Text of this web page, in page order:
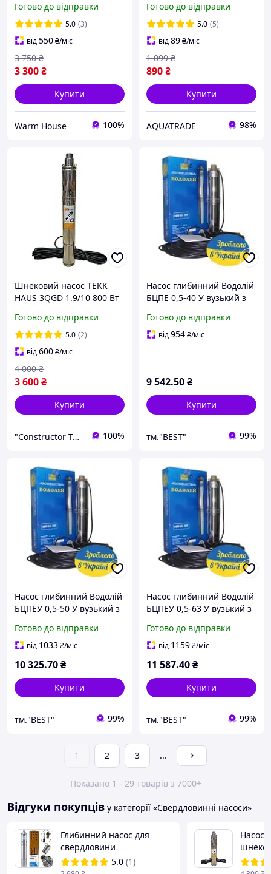
Готово до відправки
5.0 (3)
від550₴/міс
3 300₴
3 750 ₴
Купити
Warm House 100%
свердловини
Готово до відправки
5.0 (5)
від89₴/міс
890₴
1 099 ₴
Купити
AQUATRADE 98%
Шнековий насос TEKK
HAUS 3QGD 1.9/10 800 Вт
насос для вузької
свердловини 75 мм
Готово до відправки
5.0 (2)
від600₴/міс
3 600₴
4 000 ₴
Купити
"Constructor Tepla" Конструктор Тепла 100%
Насос глибинний Водолій
БЦПЕ 0,5-40 У вузький з
Готово до відправки
від954₴/міс
9 542.50₴
Купити
тм."BEST" 99%
Насос глибинний Водолій
БЦПЕУ 0,5-50 У вузький з
Готово до відправки
від 1033₴/міс
10 325.70₴
Купити
тм."BEST" 99%
Насос глибинний Водолій
БЦПЕУ 0,5-63 У вузький з
Готово до відправки
від 1159₴/міс
11 587.40₴
Купити
тм."BEST" 99%
1 2 3 ...
Показано 1 - 29 товарів з 7000+
Відгуки покупців у категорії «Свердловинні насоси»
Глибинний насос для
свердловини
занурювальний
шнековий Водомет в
5.0 (1)
Насос
4QGD